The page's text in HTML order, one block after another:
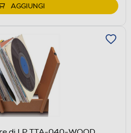
AGGIUNGI